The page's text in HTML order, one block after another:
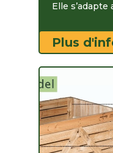
Elle s’adapte
Plus